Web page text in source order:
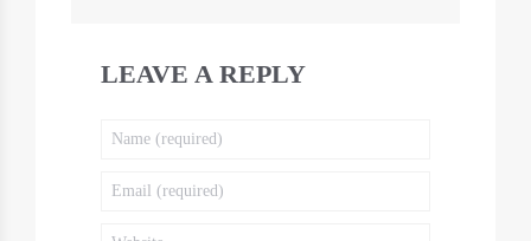
LEAVE A REPLY